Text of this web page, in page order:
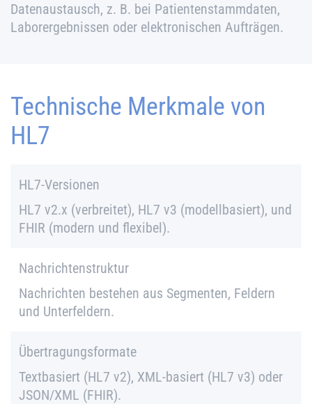
Datenaustausch, z. B. bei Patientenstammdaten,
Laborergebnissen oder elektronischen Aufträgen.
Technische Merkmale von
HL7
HL7-Versionen
HL7 v2.x (verbreitet), HL7 v3 (modellbasiert), und
FHIR (modern und flexibel).
Nachrichtenstruktur
Nachrichten bestehen aus Segmenten, Feldern
und Unterfeldern.
Übertragungsformate
Textbasiert (HL7 v2), XML-basiert (HL7 v3) oder
JSON/XML (FHIR).